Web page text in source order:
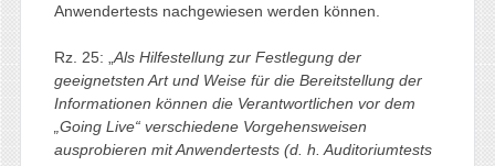
Anwendertests nachgewiesen werden können.
Rz. 25: „ Als Hilfestellung zur Festlegung der
geeignetsten Art und Weise für die Bereitstellung der
Informationen können die Verantwortlichen vor dem
„Going Live“ verschiedene Vorgehensweisen
ausprobieren mit Anwendertests (d. h. Auditoriumtests